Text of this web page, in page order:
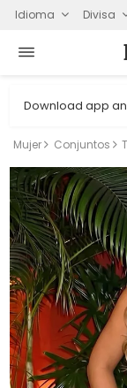
Idioma Divisa
Download app
Mujer Conjuntos